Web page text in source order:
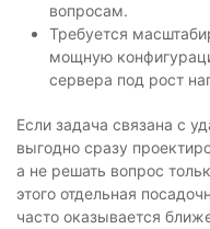
вопросам.
Требуется
мощную
сервера под рост
Если задача связана с
выгодно сразу
а не решать вопрос
этого отдельная
часто оказывается